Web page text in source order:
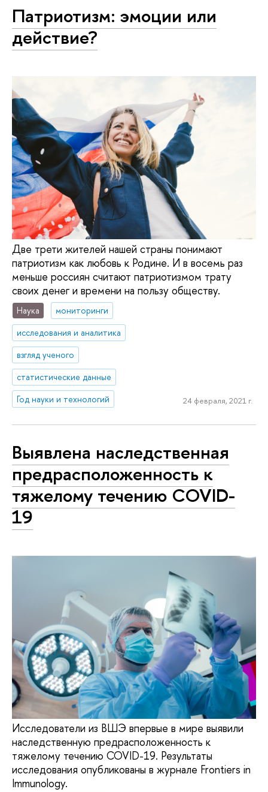
Патриотизм: эмоции или
действие?
Две трети жителей нашей страны понимают
патриотизм как любовь к Родине. И в восемь раз
меньше россиян считают патриотизмом трату
своих денег и времени на пользу обществу.
Наука
мониторинги
исследования и аналитика
взгляд ученого
статистические данные
Год науки и технологий
24 февраля, 2021 г.
Выявлена наследственная
предрасположенность к
тяжелому течению COVID-
19
Исследователи из ВШЭ впервые в мире выявили
наследственную предрасположенность к
тяжелому течению COVID-19. Результаты
исследования опубликованы в журнале Frontiers in
Immunology.